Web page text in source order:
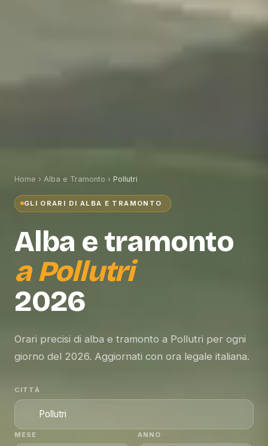
Home › Alba e Tramonto › Pollutri
GLI ORARI DI ALBA E TRAMONTO
Alba e tramonto
aPollutri
2026
Orari precisi di alba e tramonto a Pollutri per ogni
giorno del 2026. Aggiornati con ora legale italiana.
CITTÀ
MESE ANNO